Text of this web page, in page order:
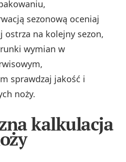
sezonową oceniaj
ostrza na kolejny sezon,
wymian w
sprawdzaj jakość i
noży.
kalkulacja